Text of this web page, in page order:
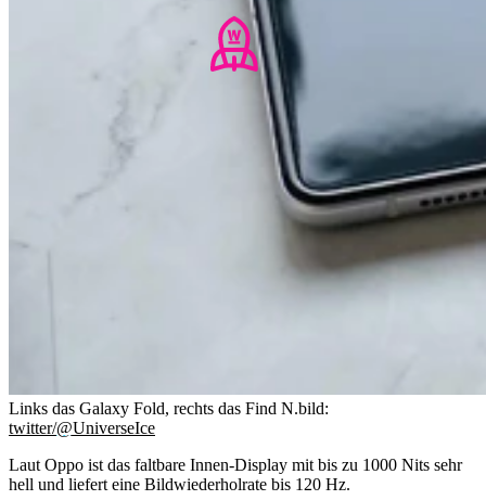
Links das Galaxy Fold, rechts das Find N.bild:
twitter/@UniverseIce
Laut Oppo ist das faltbare Innen-Display mit bis zu 1000 Nits sehr
hell und liefert eine Bildwiederholrate bis 120 Hz.